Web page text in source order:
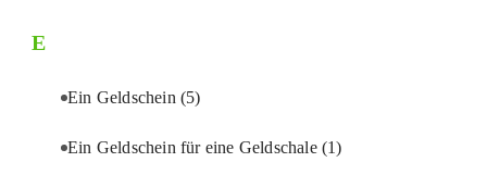
E
Ein Geldschein (5)
Ein Geldschein für eine Geldschale (1)